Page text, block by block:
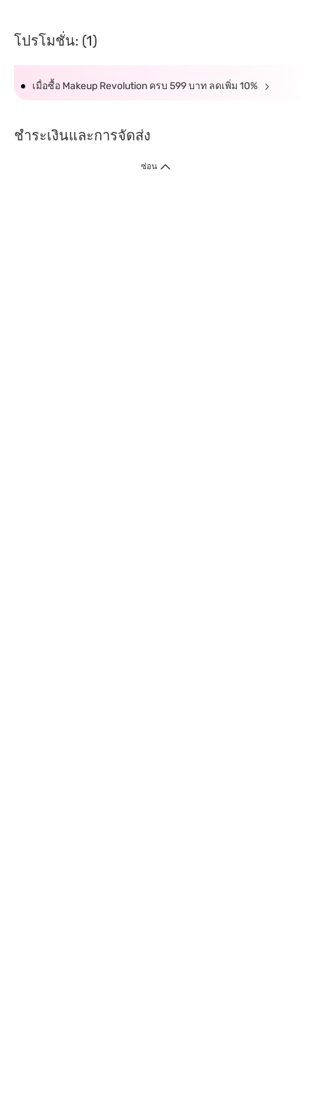
โปรโมชั่น: (1)
เมื่อซื้อ Makeup Revolution ครบ 599 บาท ลดเพิ่ม 10%
ชำระเงินและการจัดส่ง
ซ่อน